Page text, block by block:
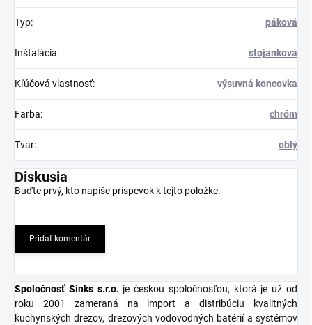
Typ: páková
Inštalácia: stojanková
Kľúčová vlastnosť: výsuvná koncovka
Farba: chróm
Tvar: oblý
Diskusia
Buďte prvý, kto napíše príspevok k tejto položke.
Pridať komentár
Spoločnosť Sinks s.r.o. je českou spoločnosťou, ktorá je už od
roku 2001 zameraná na import a distribúciu kvalitných
kuchynských drezov, drezových vodovodných batérií a systémov